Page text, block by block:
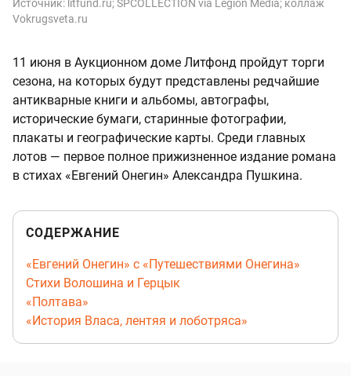
Источник: litfund.ru; SPCOLLECTION via Legion Media; коллаж
Vokrugsveta.ru
11 июня в Аукционном доме Литфонд пройдут торги
сезона, на которых будут представлены редчайшие
антикварные книги и альбомы, автографы,
исторические бумаги, старинные фотографии,
плакаты и географические карты. Среди главных
лотов — первое полное прижизненное издание романа
в стихах «Евгений Онегин» Александра Пушкина.
СОДЕРЖАНИЕ
«Евгений Онегин» с «Путешествиями Онегина»
Стихи Волошина и Герцык
«Полтава»
«История Власа, лентяя и лоботряса»